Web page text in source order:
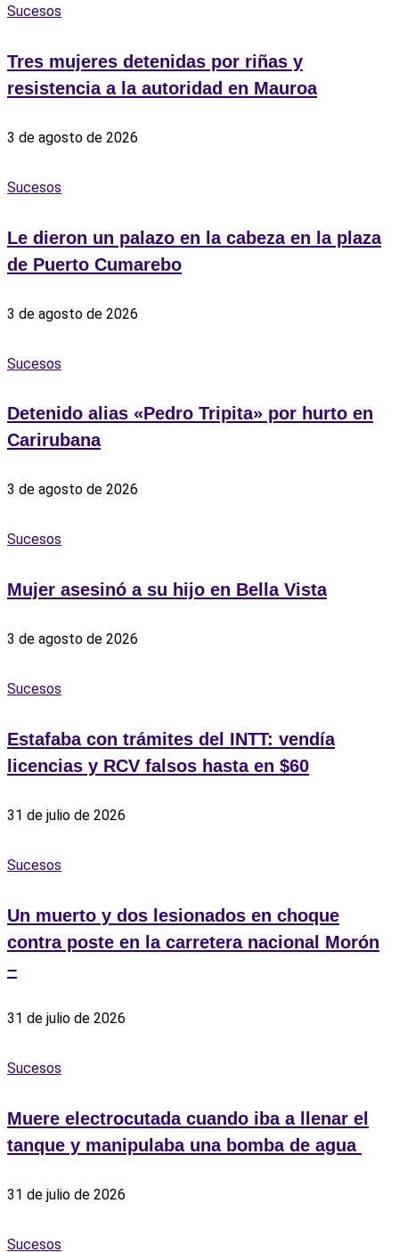
Sucesos
Tres mujeres detenidas por riñas y
resistencia a la autoridad en Mauroa
3 de agosto de 2026
Sucesos
Le dieron un palazo en la cabeza en la plaza
de Puerto Cumarebo
3 de agosto de 2026
Sucesos
Detenido alias «Pedro Tripita» por hurto en
Carirubana
3 de agosto de 2026
Sucesos
‎Mujer asesinó a su hijo en Bella Vista
3 de agosto de 2026
Sucesos
Estafaba con trámites del INTT: vendía
licencias y RCV falsos hasta en $60
31 de julio de 2026
Sucesos
Un muerto y dos lesionados en choque
contra poste en la carretera nacional Morón
–
31 de julio de 2026
Sucesos
Muere electrocutada cuando iba a llenar el
tanque y manipulaba una bomba de agua ‎
31 de julio de 2026
Sucesos